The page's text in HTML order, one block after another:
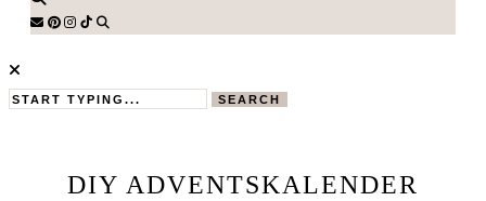
SEARCH
DIY ADVENTSKALENDER